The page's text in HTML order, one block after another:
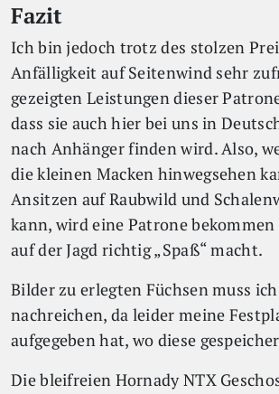
Fazit
Ich bin jedoch trotz des stolzen
Anfälligkeit auf Seitenwind sehr
gezeigten Leistungen dieser
dass sie auch hier bei uns in
nach Anhänger finden wird. Also,
die kleinen Macken hinwegsehen
Ansitzen auf Raubwild und
kann, wird eine Patrone
auf der Jagd richtig „Spaß“ macht.
Bilder zu erlegten Füchsen muss
nachreichen, da leider meine
aufgegeben hat, wo diese
Die bleifreien Hornady NTX